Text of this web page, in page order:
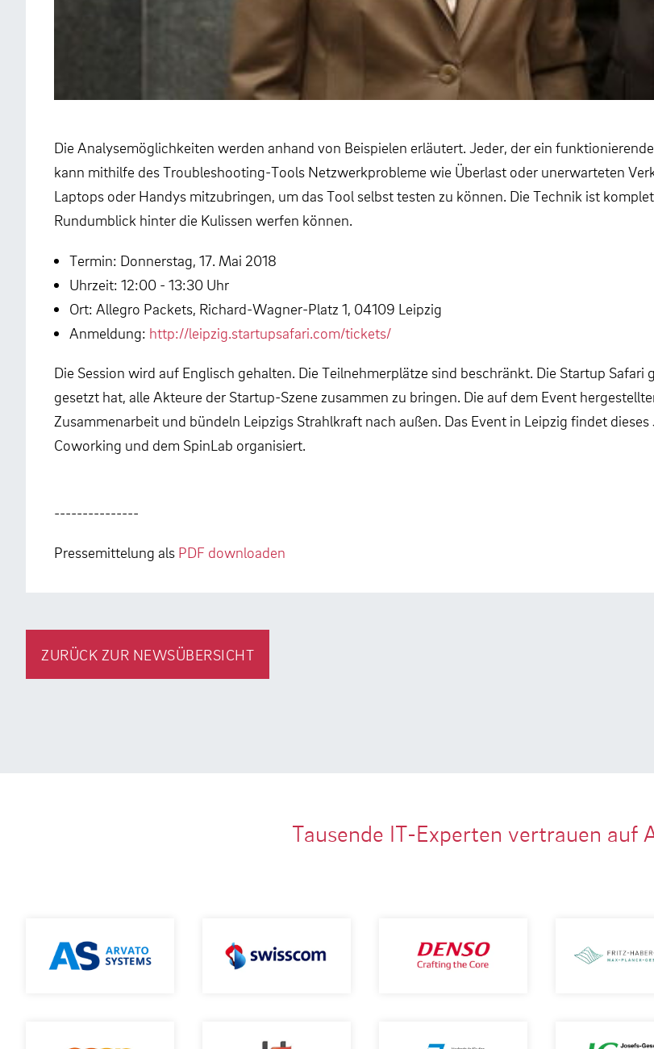
Die Analysemöglichkeiten werden anhand von Beispielen erläutert. Jeder, der ein
kann mithilfe des Troubleshooting-Tools Netzwerkprobleme wie Überlast oder unerwarteten
Laptops oder Handys mitzubringen, um das Tool selbst testen zu können. Die Technik ist
Rundumblick hinter die Kulissen werfen können.
Termin: Donnerstag, 17. Mai 2018
Uhrzeit: 12:00 - 13:30 Uhr
Ort: Allegro Packets, Richard-Wagner-Platz 1, 04109 Leipzig
Anmeldung: http://leipzig.startupsafari.com/tickets/
Die Session wird auf Englisch gehalten. Die Teilnehmerplätze sind beschränkt. Die Startup
gesetzt hat, alle Akteure der Startup-Szene zusammen zu bringen. Die auf dem Event
Zusammenarbeit und bündeln Leipzigs Strahlkraft nach außen. Das Event in Leipzig findet
Coworking und dem SpinLab organisiert.
---------------
Pressemittelung als PDF downloaden
ZURÜCK ZUR NEWSÜBERSICHT
Tausende IT-Experten vertrauen auf